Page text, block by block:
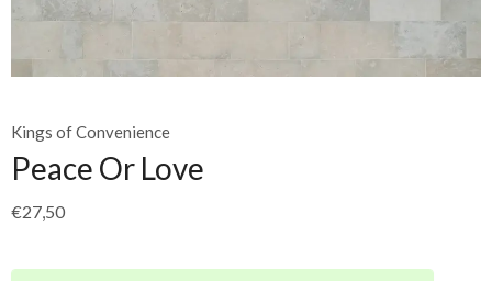
Kings of Convenience
Peace Or Love
€27,50